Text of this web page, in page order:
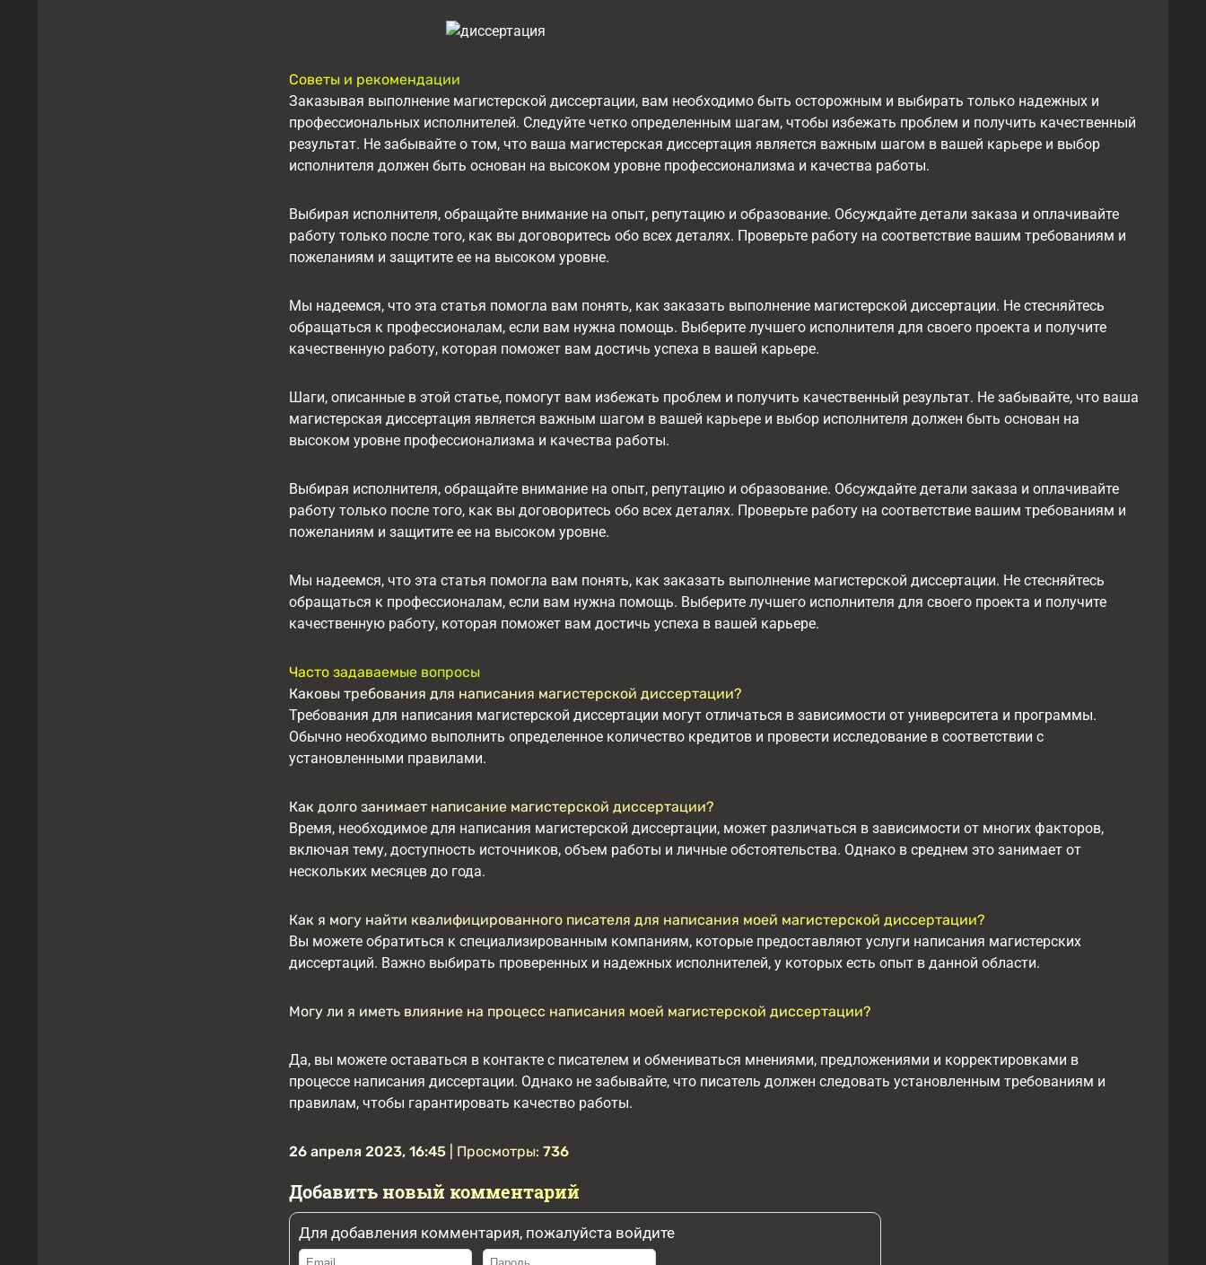
Советы и рекомендации
Заказывая выполнение магистерской диссертации, вам необходимо быть осторожным и выбирать только надежных и
профессиональных исполнителей. Следуйте четко определенным шагам, чтобы избежать проблем и получить качественный
результат. Не забывайте о том, что ваша магистерская диссертация является важным шагом в вашей карьере и выбор
исполнителя должен быть основан на высоком уровне профессионализма и качества работы.
Выбирая исполнителя, обращайте внимание на опыт, репутацию и образование. Обсуждайте детали заказа и оплачивайте
работу только после того, как вы договоритесь обо всех деталях. Проверьте работу на соответствие вашим требованиям и
пожеланиям и защитите ее на высоком уровне.
Мы надеемся, что эта статья помогла вам понять, как заказать выполнение магистерской диссертации. Не стесняйтесь
обращаться к профессионалам, если вам нужна помощь. Выберите лучшего исполнителя для своего проекта и получите
качественную работу, которая поможет вам достичь успеха в вашей карьере.
Шаги, описанные в этой статье, помогут вам избежать проблем и получить качественный результат. Не забывайте, что ваша
магистерская диссертация является важным шагом в вашей карьере и выбор исполнителя должен быть основан на
высоком уровне профессионализма и качества работы.
Выбирая исполнителя, обращайте внимание на опыт, репутацию и образование. Обсуждайте детали заказа и оплачивайте
работу только после того, как вы договоритесь обо всех деталях. Проверьте работу на соответствие вашим требованиям и
пожеланиям и защитите ее на высоком уровне.
Мы надеемся, что эта статья помогла вам понять, как заказать выполнение магистерской диссертации. Не стесняйтесь
обращаться к профессионалам, если вам нужна помощь. Выберите лучшего исполнителя для своего проекта и получите
качественную работу, которая поможет вам достичь успеха в вашей карьере.
Часто задаваемые вопросы
Каковы требования для написания магистерской диссертации?
Требования для написания магистерской диссертации могут отличаться в зависимости от университета и программы.
Обычно необходимо выполнить определенное количество кредитов и провести исследование в соответствии с
установленными правилами.
Как долго занимает написание магистерской диссертации?
Время, необходимое для написания магистерской диссертации, может различаться в зависимости от многих факторов,
включая тему, доступность источников, объем работы и личные обстоятельства. Однако в среднем это занимает от
нескольких месяцев до года.
Как я могу найти квалифицированного писателя для написания моей магистерской диссертации?
Вы можете обратиться к специализированным компаниям, которые предоставляют услуги написания магистерских
диссертаций. Важно выбирать проверенных и надежных исполнителей, у которых есть опыт в данной области.
Могу ли я иметь влияние на процесс написания моей магистерской диссертации?
Да, вы можете оставаться в контакте с писателем и обмениваться мнениями, предложениями и корректировками в
процессе написания диссертации. Однако не забывайте, что писатель должен следовать установленным требованиям и
правилам, чтобы гарантировать качество работы.
26 апреля 2023, 16:45 | Просмотры: 736
Добавить новый комментарий
Для добавления комментария, пожалуйста войдите